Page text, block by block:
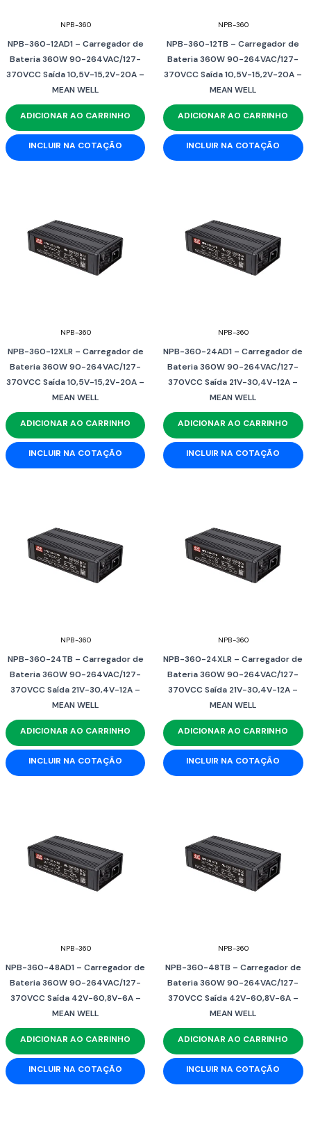
NPB-360
NPB-360-12AD1 – Carregador de
Bateria 360W 90-264VAC/127-
370VCC Saída 10,5V-15,2V-20A –
MEAN WELL
ADICIONAR AO CARRINHO
INCLUIR NA COTAÇÃO
NPB-360
NPB-360-12TB – Carregador de
Bateria 360W 90-264VAC/127-
370VCC Saída 10,5V-15,2V-20A –
MEAN WELL
ADICIONAR AO CARRINHO
INCLUIR NA COTAÇÃO
NPB-360
NPB-360-12XLR – Carregador de
Bateria 360W 90-264VAC/127-
370VCC Saída 10,5V-15,2V-20A –
MEAN WELL
ADICIONAR AO CARRINHO
INCLUIR NA COTAÇÃO
NPB-360
NPB-360-24AD1 – Carregador de
Bateria 360W 90-264VAC/127-
370VCC Saída 21V-30,4V-12A –
MEAN WELL
ADICIONAR AO CARRINHO
INCLUIR NA COTAÇÃO
NPB-360
NPB-360-24TB – Carregador de
Bateria 360W 90-264VAC/127-
370VCC Saída 21V-30,4V-12A –
MEAN WELL
ADICIONAR AO CARRINHO
INCLUIR NA COTAÇÃO
NPB-360
NPB-360-24XLR – Carregador de
Bateria 360W 90-264VAC/127-
370VCC Saída 21V-30,4V-12A –
MEAN WELL
ADICIONAR AO CARRINHO
INCLUIR NA COTAÇÃO
NPB-360
NPB-360-48AD1 – Carregador de
Bateria 360W 90-264VAC/127-
370VCC Saída 42V-60,8V-6A –
MEAN WELL
ADICIONAR AO CARRINHO
INCLUIR NA COTAÇÃO
NPB-360
NPB-360-48TB – Carregador de
Bateria 360W 90-264VAC/127-
370VCC Saída 42V-60,8V-6A –
MEAN WELL
ADICIONAR AO CARRINHO
INCLUIR NA COTAÇÃO